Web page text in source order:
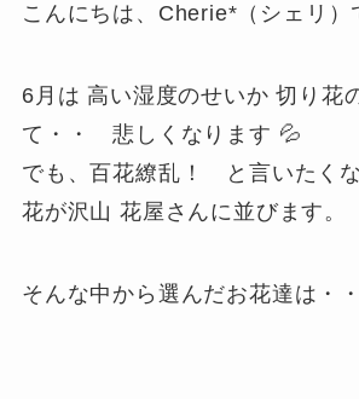
こんにちは、Cherie*（シェリ）
6月は 高い湿度のせいか 切り花
て・・ 悲しくなります 💦
でも、百花繚乱！ と言いたく
花が沢山 花屋さんに並びます。
そんな中から選んだお花達は・・